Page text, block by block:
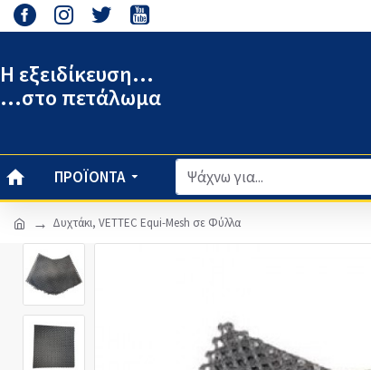
Η εξειδίκευση...
...στο πετάλωμα
ΠΡΟΪΌΝΤΑ
Δυχτάκι, VETTEC Equi-Mesh σε Φύλλα